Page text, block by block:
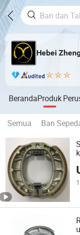
Hebei
BerandaProduk
Semua Ban